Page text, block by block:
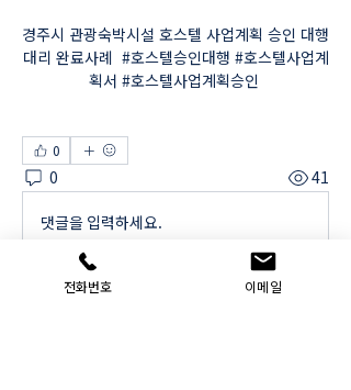
경주시 관광숙박시설 호스텔 사업계획 승인 대행
대리 완료사례  #호스텔승인대행 #호스텔사업계
획서 #호스텔사업계획승인
0
0 41
댓글을 입력하세요.
전화번호 이메일